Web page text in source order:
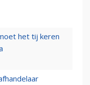
het tij keren